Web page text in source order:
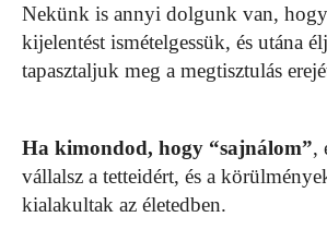
Nekünk is annyi dolgunk van,
kijelentést ismételgessük, és utána
tapasztaljuk meg a megtisztulás
Ha kimondod, hogy “sajnálom”,
vállalsz a tetteidért, és a
kialakultak az életedben.